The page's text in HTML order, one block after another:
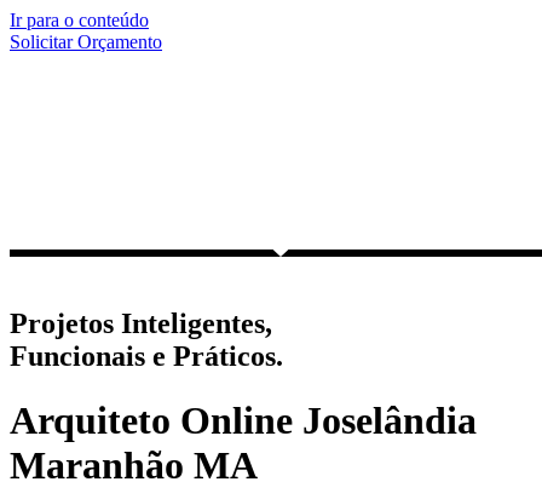
Ir para o conteúdo
Solicitar Orçamento
Projetos Inteligentes,
Funcionais e Práticos.
Arquiteto Online Joselândia
Maranhão MA